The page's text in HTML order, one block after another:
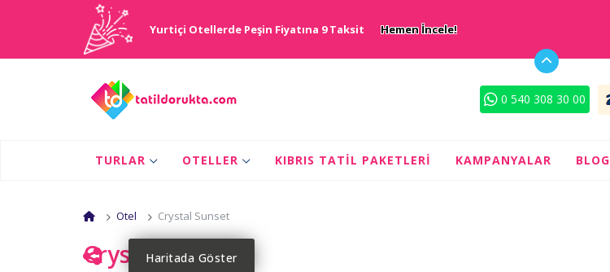
Yurtiçi Otellerde Peşin Fiyatına 9 Taksit Hemen İncele!
0 540 308 30 00
TURLAR OTELLER KIBRIS TATIL PAKETLERI KAMPANYALAR BLOG
Otel Crystal Sunset
Crystal Sunset
Haritada Göster